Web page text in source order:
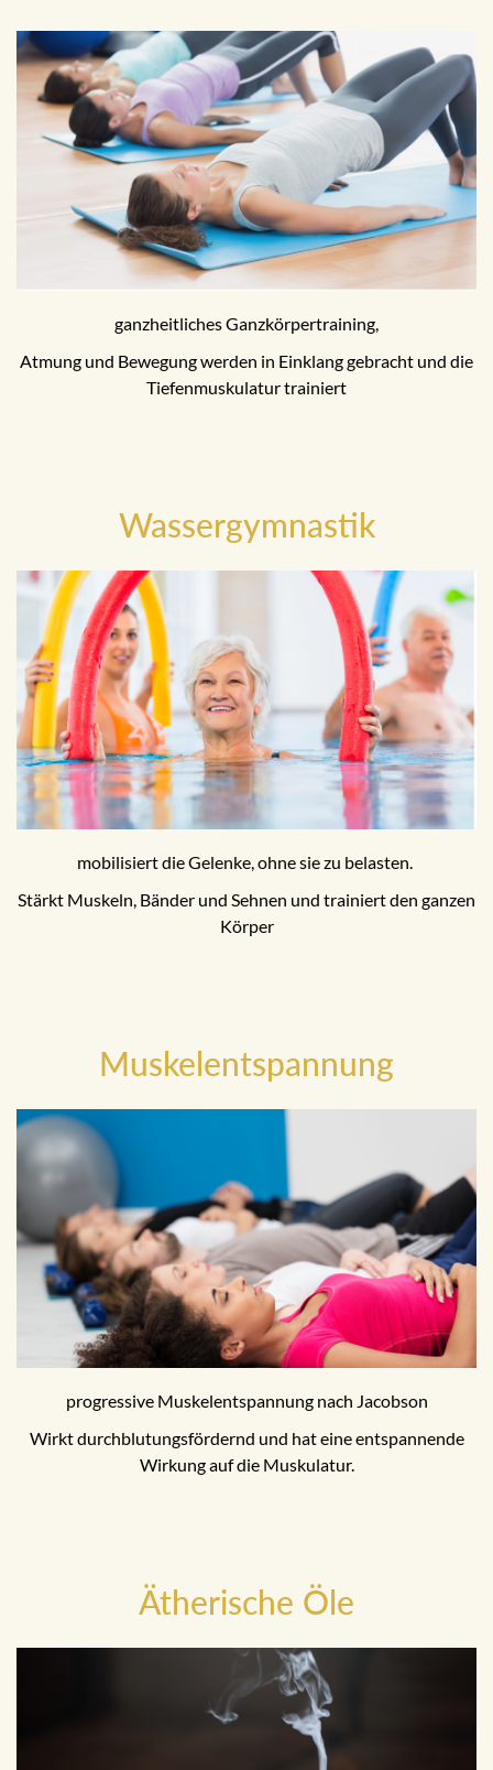
ganzheitliches Ganzkörpertraining,
Atmung und Bewegung werden in Einklang gebracht und die
Tiefenmuskulatur trainiert
Wassergymnastik
mobilisiert die Gelenke, ohne sie zu belasten.
Stärkt Muskeln, Bänder und Sehnen und trainiert den ganzen
Körper
Muskelentspannung
progressive Muskelentspannung nach Jacobson
Wirkt durchblutungsfördernd und hat eine entspannende
Wirkung auf die Muskulatur.
Ätherische Öle